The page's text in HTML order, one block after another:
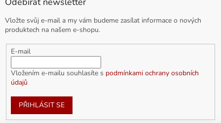
Vložte svůj e-mail a my vám budeme zasílat informace o nových
produktech na našem e-shopu.
E-mail
Vložením e-mailu souhlasíte s podmínkami ochrany osobních
údajů
PŘIHLÁSIT SE